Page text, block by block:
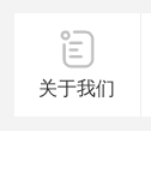
关于我们